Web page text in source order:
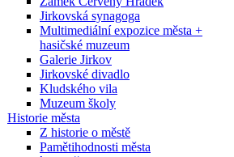
Jirkovská synagoga
Multimediální expozice města +
hasičské muzeum
Galerie Jirkov
Jirkovské divadlo
Kludského vila
Muzeum školy
Historie města
Z historie o městě
Pamětihodnosti města